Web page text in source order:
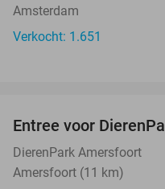
Amsterdam
Verkocht: 1.651
Entree voor
DierenPark Amersfoort
Amersfoort (11 km)